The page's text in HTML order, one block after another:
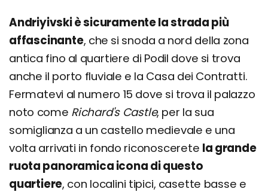
Andriyivski è sicuramente la strada più
affascinante, che si snoda a nord della zona
antica fino al quartiere di Podil dove si trova
anche il porto fluviale e la Casa dei Contratti.
Fermatevi al numero 15 dove si trova il palazzo
noto come Richard's Castle, per la sua
somiglianza a un castello medievale e una
volta arrivati in fondo riconoscerete la grande
ruota panoramica icona di questo
quartiere, con localini tipici, casette basse e